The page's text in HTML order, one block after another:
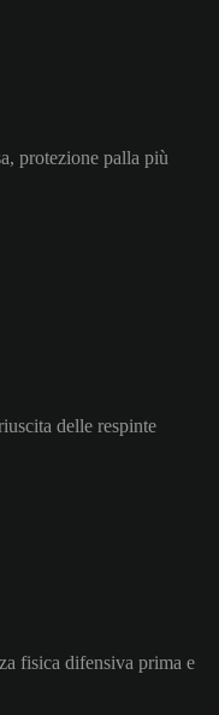
protezione palla più
delle respinte
fisica difensiva prima e